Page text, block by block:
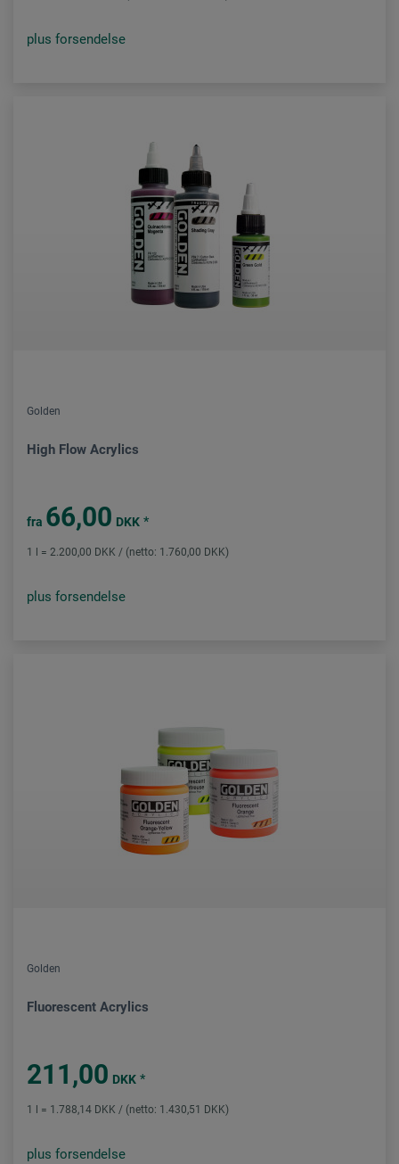
plus forsendelse
Golden
High Flow Acrylics
fra 66,00 DKK *
1 l = 2.200,00 DKK / (netto: 1.760,00 DKK)
plus forsendelse
Golden
Fluorescent Acrylics
211,00 DKK *
1 l = 1.788,14 DKK / (netto: 1.430,51 DKK)
plus forsendelse